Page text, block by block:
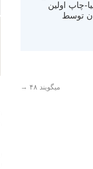
در کالیفرنیا-چاپ اولین
در سال ۱۳۸۴ در ایران توسط
می‎گویند ۴۸ →